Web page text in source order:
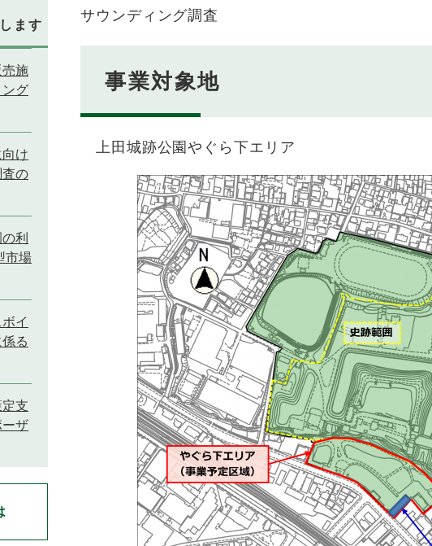
サウンディング調査
事業対象地
上田城跡公園やぐら下エリア
ます
売施
グ
け
の
利
市場
イ
る
支
ザ